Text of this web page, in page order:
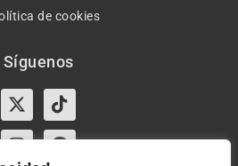
de cookies
Síguenos
X-
twitter
Tiktok
InstagramFacebook